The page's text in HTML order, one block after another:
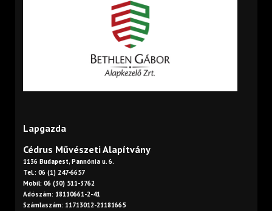
Lapgazda
Cédrus Művészeti Alapítvány
1136 Budapest, Pannónia u. 6.
Tel.: 06 (1) 247-6657
Mobil: 06 (30) 511-3762
Adószám: 18110661-2-41
Számlaszám: 11713012-21181665